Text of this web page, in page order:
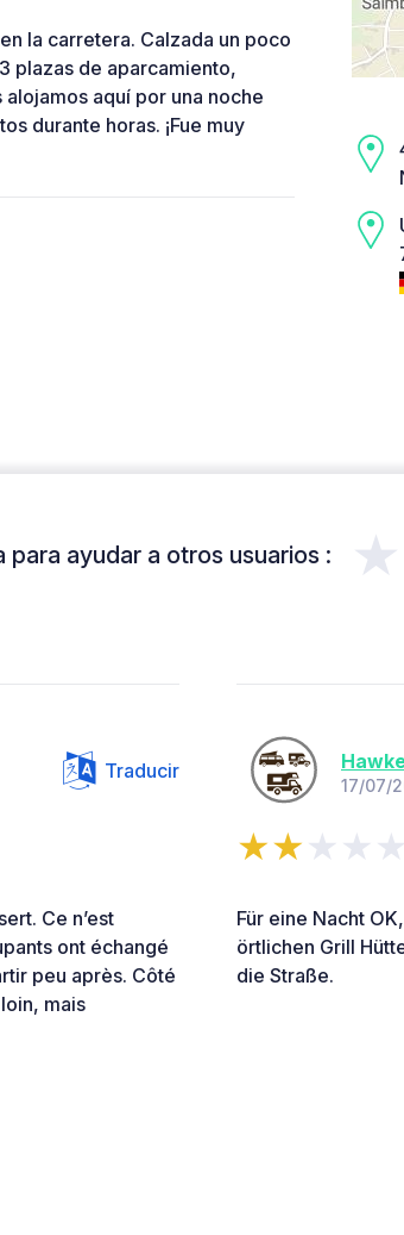
la carretera. Calzada un poco
plazas de aparcamiento,
aquí por una noche
durante horas. ¡Fue muy
para ayudar a otros usuarios :
Traducir
Ce n’est
ont échangé
peu après. Côté
mais
17/07/
Für eine Nacht
örtlichen Grill
die Straße.